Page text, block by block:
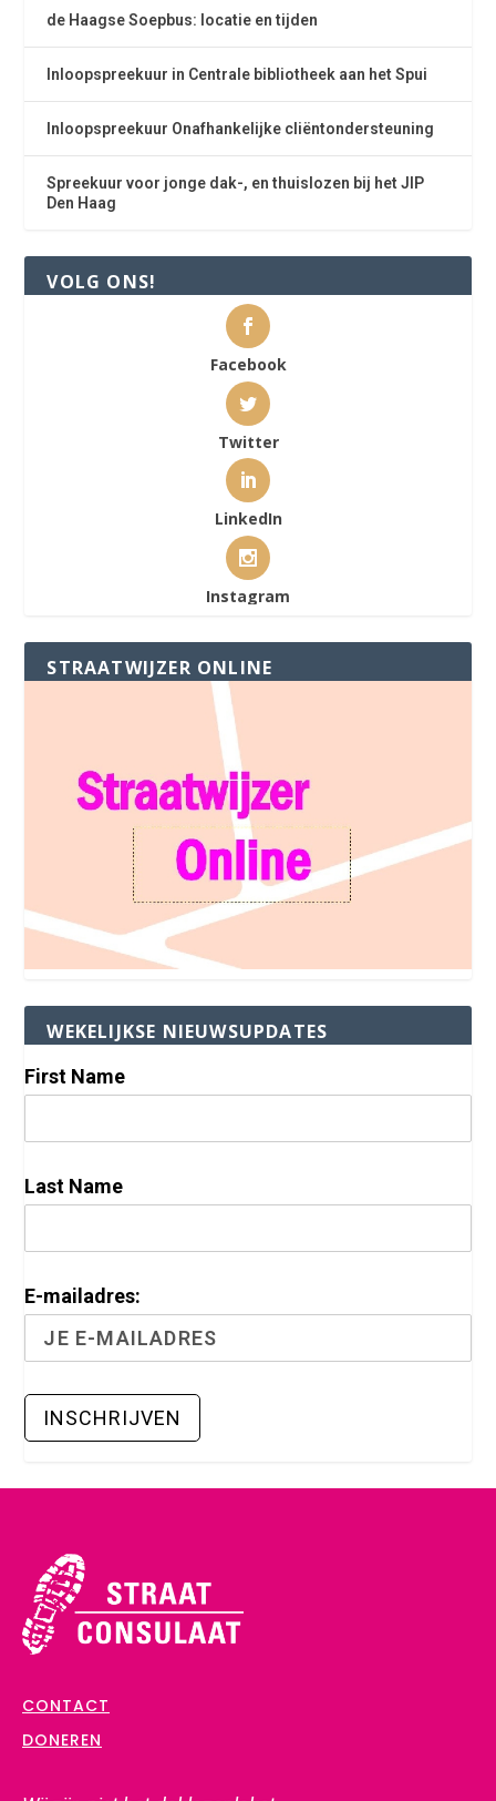
de Haagse Soepbus: locatie en tijden
Inloopspreekuur in Centrale bibliotheek aan het Spui
Inloopspreekuur Onafhankelijke cliëntondersteuning
Spreekuur voor jonge dak-, en thuislozen bij het JIP
Den Haag
VOLG ONS!
Facebook
Twitter
LinkedIn
Instagram
STRAATWIJZER ONLINE
WEKELIJKSE NIEUWSUPDATES
First Name
Last Name
E-mailadres:
CONTACT
DONEREN